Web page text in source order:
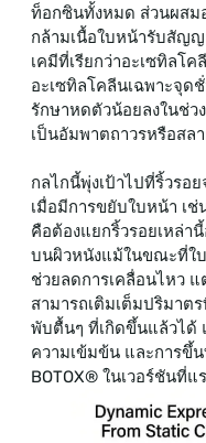
ท็อกซินทั้งหมด ส่วนผสม
กล้ามเนื้อใบหน้ารับสัญญ
เคมีที่เรียกว่าอะเซทิลโ
อะเซทิลโคลีนเฉพาะจุด
รักษาหดตัวน้อยลงในช่ว
เป็นอัมพาตถาวรหรือสล
กลไกนี้พุ่งเป้าไปที่ริ้วรอ
เมื่อมีการขยับใบหน้า เ
คือต้องแยกริ้วรอยเหล่า
บนผิวหนังแม้ในขณะที่ใ
ช่วยลดการเคลื่อนไหว
สามารถเติมเต็มปริมาต
พับตื้นๆ ที่เกิดขึ้นแล้วได้
ความเข้มข้น และการขึ้
BOTOX® ในเวอร์ชันที่แ